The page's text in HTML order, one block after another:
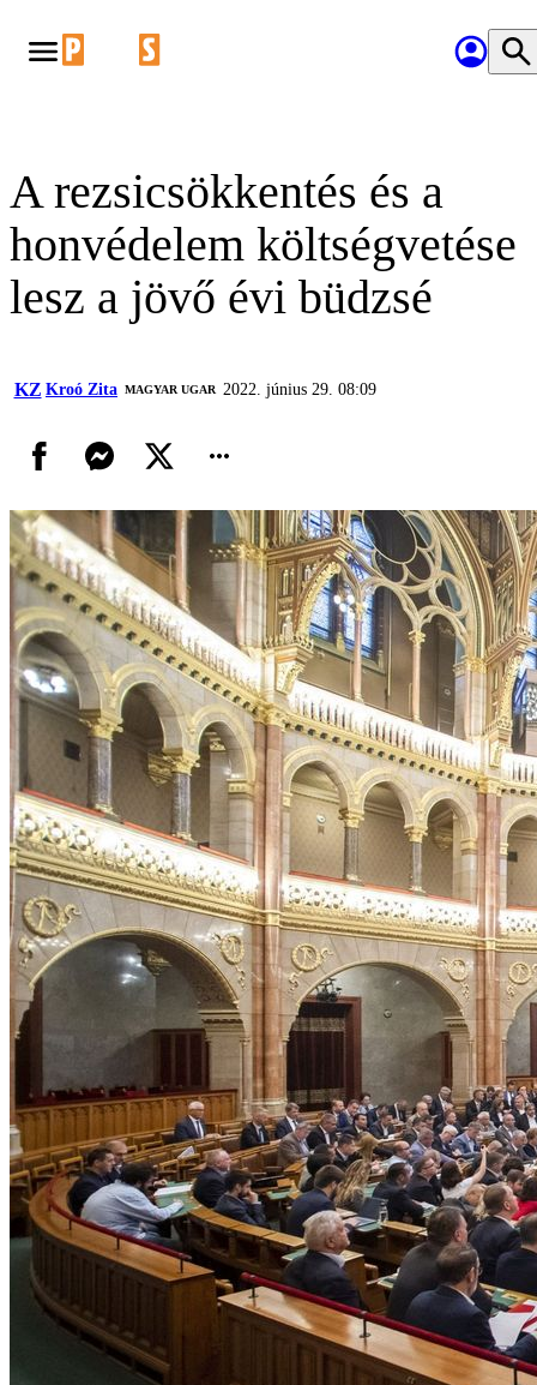
A rezsicsökkentés és a
honvédelem költségvetése
lesz a jövő évi büdzsé
KZ Kroó Zita MAGYAR UGAR 2022. június 29. 08:09